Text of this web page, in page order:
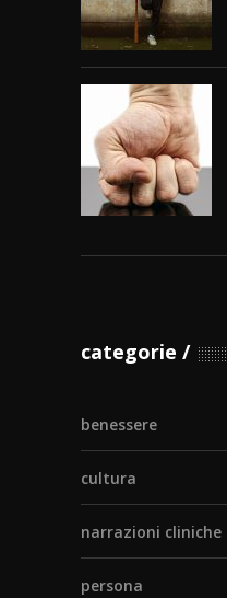
categorie
benessere
cultura
narrazioni cliniche
persona